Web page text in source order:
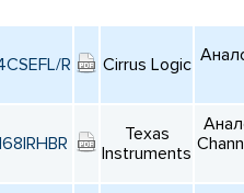
R Cirrus Logic
Texas
Instruments